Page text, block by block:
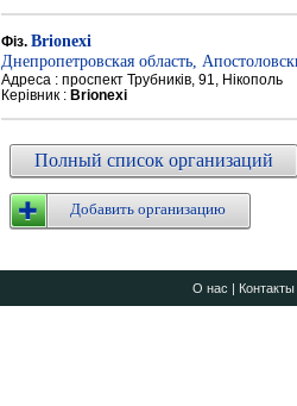
Фіз. Brionexi
Днепропетровская область,
Адреса : проспект Трубників, 91, Нікополь
Керівник : Brionexi
Полный список организаций
Добавить организацию
О нас | Контакты